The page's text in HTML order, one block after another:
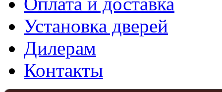
Установка дверей
Дилерам
Контакты